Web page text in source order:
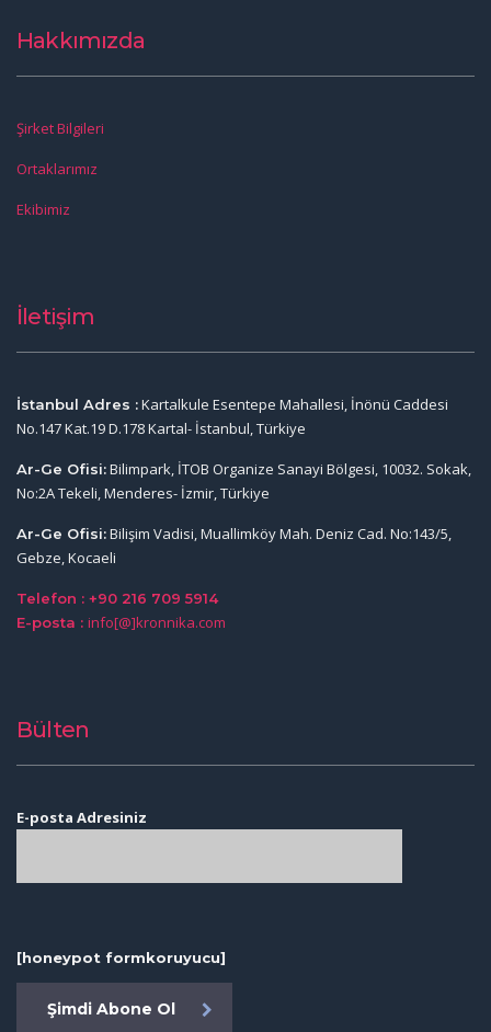
Hakkımızda
Şirket Bilgileri
Ortaklarımız
Ekibimiz
İletişim
İstanbul Adres :Kartalkule Esentepe Mahallesi, İnönü Caddesi
No.147 Kat.19 D.178 Kartal- İstanbul, Türkiye
Ar-Ge Ofisi:Bilimpark, İTOB Organize Sanayi Bölgesi, 10032. Sokak,
No:2A Tekeli, Menderes- İzmir, Türkiye
Ar-Ge Ofisi:Bilişim Vadisi, Muallimköy Mah. Deniz Cad. No:143/5,
Gebze, Kocaeli
Telefon : +90 216 709 5914
E-posta : info[@]kronnika.com
Bülten
E-posta Adresiniz
[honeypot formkoruyucu]
Şimdi Abone Ol